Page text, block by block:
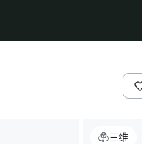
三维